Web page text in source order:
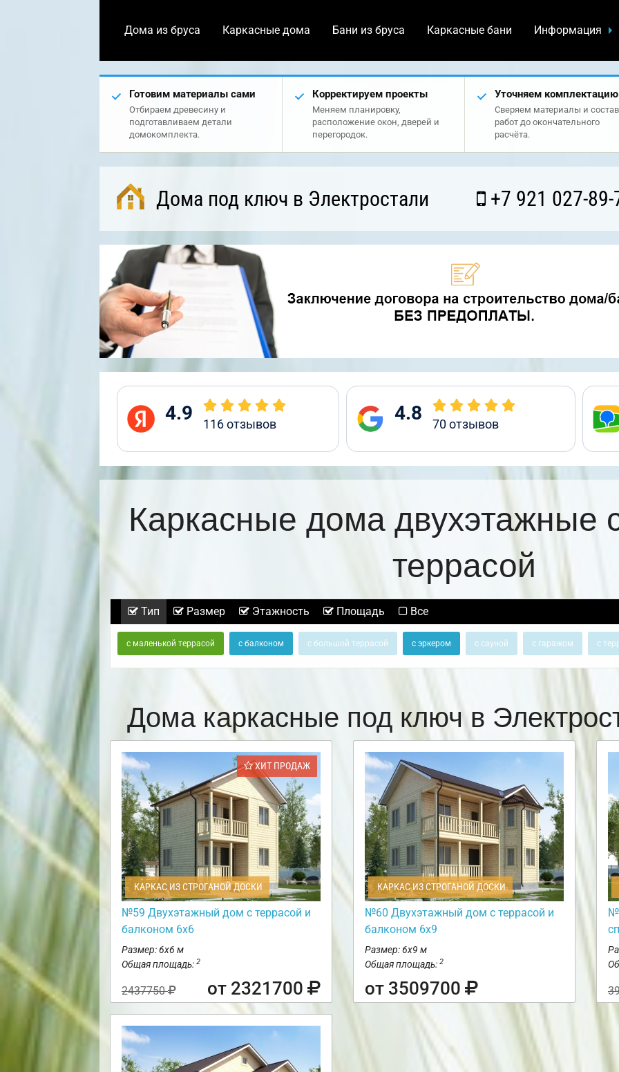
Дома из бруса Каркасные дома Бани из бруса Каркасные бани Информация
Готовим материалы сами
Отбираем древесину и
подготавливаем детали
домокомплекта.
Корректируем проекты
Меняем планировку,
расположение окон, дверей и
перегородок.
Уточняем комплектацию
Сверяем материалы и состав
работ до окончательного
расчёта.
Дома под ключ в Электростали +7 921 027-89-
4.9 116отзывов 4.8 70отзывов
Каркасные дома двухэтажные
террасой
Тип Размер Этажность Площадь Все
с маленькой террасой с балконом с большой террасой с эркером с сауной с гаражом с
Дома каркасные под ключ в
ХИТ ПРОДАЖ
КАРКАС ИЗ СТРОГАНОЙ ДОСКИ
№59 Двухэтажный дом с террасой и
балконом 6х6
Размер: 6х6 м
Общая площадь: 2
2437750 от 2321700
КАРКАС ИЗ СТРОГАНОЙ ДОСКИ
№60 Двухэтажный дом с террасой и
балконом 6х9
Размер: 6х9 м
Общая площадь: 2
от 3509700